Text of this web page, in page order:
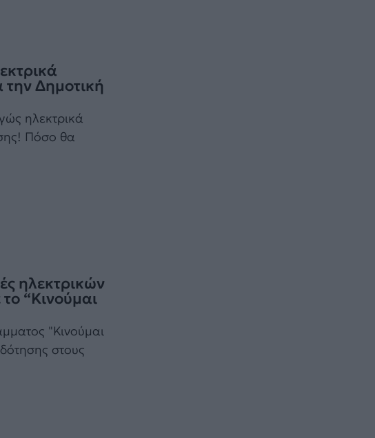
την Δημοτική
ηλεκτρικά
Πόσο θα
ηλεκτρικών
“Κινούμαι
"Κινούμαι
στους